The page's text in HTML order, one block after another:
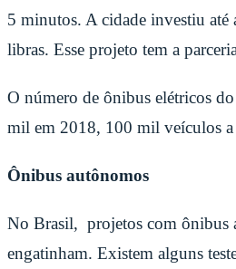
5 minutos. A cidade investiu até
libras. Esse projeto tem a
O número de ônibus elétricos
mil em 2018, 100 mil veículos
Ônibus autônomos
No Brasil, projetos com ônibus
engatinham. Existem alguns